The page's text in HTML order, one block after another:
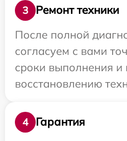
3
Ремонт техники
После полной
согласуем с вами
сроки выполнения и
восстановлению
4
Гарантия